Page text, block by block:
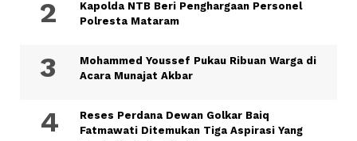
Kapolda NTB Beri Penghargaan Personel
Polresta Mataram
Mohammed Youssef Pukau Ribuan Warga di
Acara Munajat Akbar
Reses Perdana Dewan Golkar Baiq
Fatmawati Ditemukan Tiga Aspirasi Yang